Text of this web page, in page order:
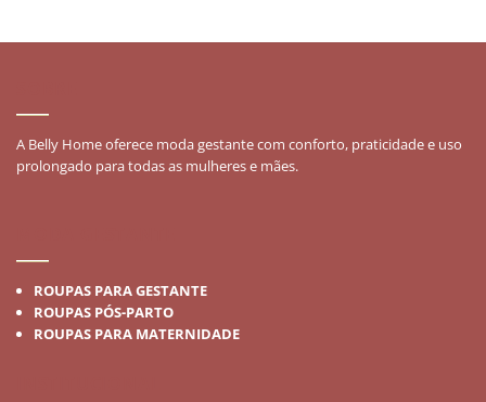
A Belly Home oferece moda gestante com conforto, praticidade e uso
prolongado para todas as mulheres e mães.
ROUPAS PARA GESTANTE
ROUPAS PÓS-PARTO
ROUPAS PARA MATERNIDADE